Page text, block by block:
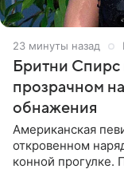
23 минуты назад
Бритни
прозрачном
обнажения
Американская
откровенном
конной прогулке.